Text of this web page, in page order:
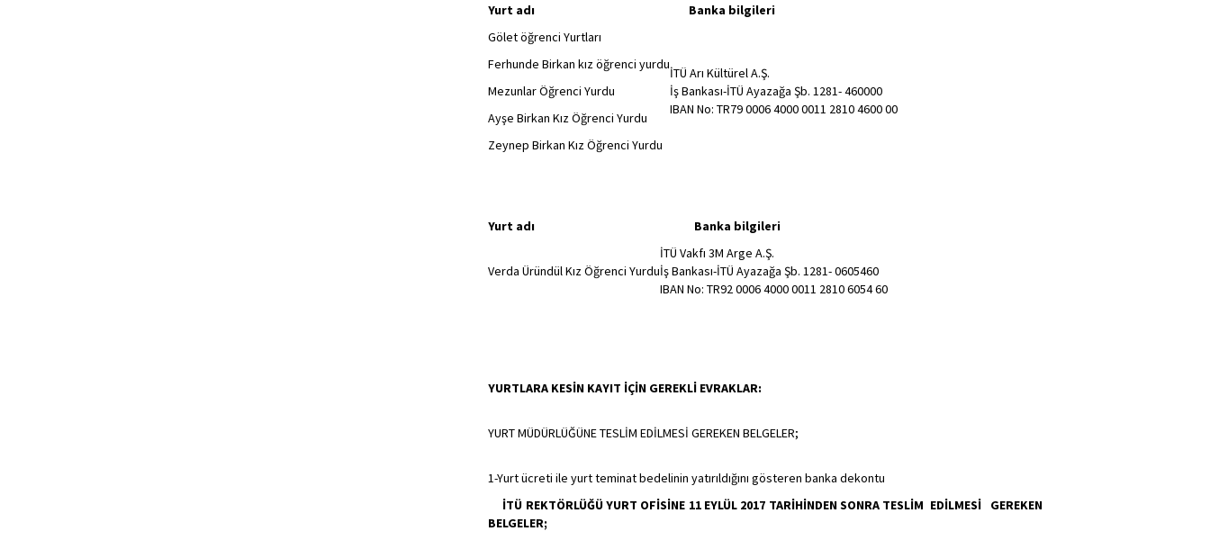
Yurt adı
Banka bilgileri
Gölet öğrenci Yurtları
İTÜ Arı Kültürel A.Ş.
İş Bankası-İTÜ Ayazağa Şb. 1281- 460000
IBAN No: TR79 0006 4000 0011 2810 4600 00
Ferhunde Birkan kız öğrenci yurdu
Mezunlar Öğrenci Yurdu
Ayşe Birkan Kız Öğrenci Yurdu
Zeynep Birkan Kız Öğrenci Yurdu
Yurt adı Banka bilgileri
Verda Üründül Kız Öğrenci Yurdu
İTÜ Vakfı 3M Arge A.Ş.
İş Bankası-İTÜ Ayazağa Şb. 1281- 0605460
IBAN No: TR92 0006 4000 0011 2810 6054 60
YURTLARA KESİN KAYIT İÇİN GEREKLİ EVRAKLAR:
YURT MÜDÜRLÜĞÜNE TESLİM EDİLMESİ GEREKEN BELGELER;
1-Yurt ücreti ile yurt teminat bedelinin yatırıldığını gösteren banka dekontu
İTÜ REKTÖRLÜĞÜ YURT OFİSİNE 11 EYLÜL 2017 TARİHİNDEN SONRA TESLİM EDİLMESİ GEREKEN
BELGELER;